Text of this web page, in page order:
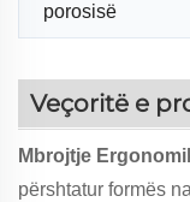
porosisë
Veçoritë e
Mbrojtje
përshtatur formës